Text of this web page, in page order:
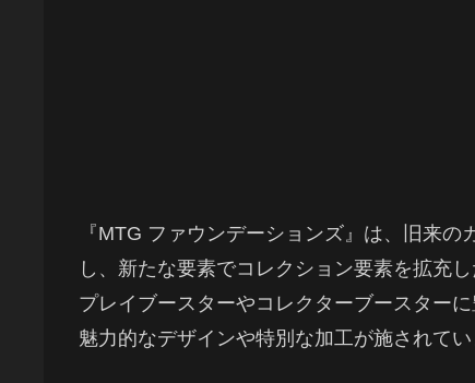
『MTG ファウンデーションズ』は、旧来
し、新たな要素でコレクション要素を拡充し
プレイブースターやコレクターブースター
魅力的なデザインや特別な加工が施されてい